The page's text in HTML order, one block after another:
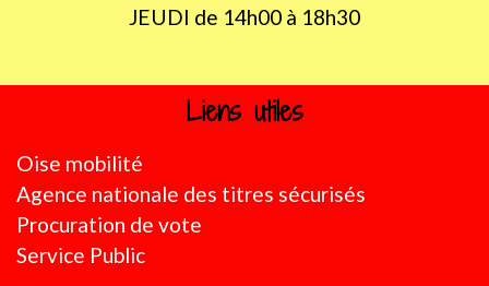
JEUDI de 14h00 à 18h30
Liens utiles
Oise mobilité
Agence nationale des titres sécurisés
Procuration de vote
Service Public